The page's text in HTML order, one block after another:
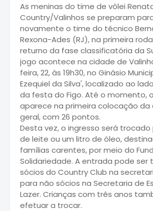
As meninas do time de vôlei
Country/Valinhos se preparam
novamente o time do técnico
Rexona-Ades (RJ), na primeira
returno da fase classificatória da
jogo acontece na cidade de
feira, 22, às 19h30, no Ginásio
Ezequiel da Silva', localizado ao
da festa do Figo. Até o momento,
aparece na primeira colocação da
geral, com 26 pontos.
Desta vez, o ingresso será trocado
de leite ou um litro de óleo,
famílias carentes, por meio do
Solidariedade. A entrada pode ser
sócios do Country Club na
para não sócios na Secretaria de
Lazer. Crianças com três anos
efetuar a trocar.